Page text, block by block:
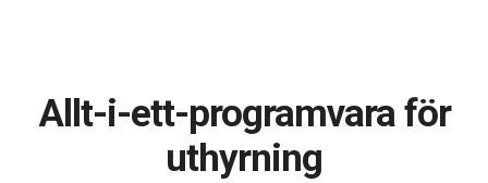
Allt-i-ett-programvara för
uthyrning